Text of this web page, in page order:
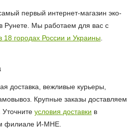
первый интернет-магазин эко-
Рунете. Мы работаем для вас с
18 городах России и Украины
доставка, вежливые курьеры,
Крупные заказы доставляем
Уточните условия доставки в
филиале И-МНЕ.